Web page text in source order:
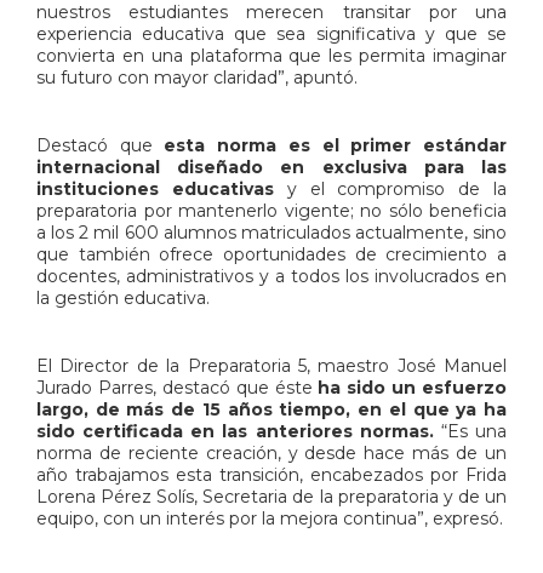
nuestros estudiantes merecen transitar por una
experiencia educativa que sea significativa y que se
convierta en una plataforma que les permita imaginar
su futuro con mayor claridad”, apuntó.
Destacó que esta norma es el primer estándar
internacional diseñado en exclusiva para las
instituciones educativasy el compromiso de la
preparatoria por mantenerlo vigente; no sólo beneficia
a los 2 mil 600 alumnos matriculados actualmente, sino
que también ofrece oportunidades de crecimiento a
docentes, administrativos y a todos los involucrados en
la gestión educativa.
El Director de la Preparatoria 5, maestro José Manuel
Jurado Parres, destacó que éste ha sido un esfuerzo
largo, de más de 15 años tiempo, en el que ya ha
sido certificada en las anteriores normas. “Es una
norma de reciente creación, y desde hace más de un
año trabajamos esta transición, encabezados por Frida
Lorena Pérez Solís, Secretaria de la preparatoria y de un
equipo, con un interés por la mejora continua”, expresó.